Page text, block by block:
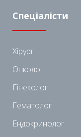
Спеціалісти
Хірург
Онколог
Гінеколог
Гематолог
Ендокринолог